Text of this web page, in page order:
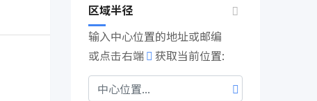
区域半径
输入中心位置的地址或邮编
或点击右端
获取当前位置: